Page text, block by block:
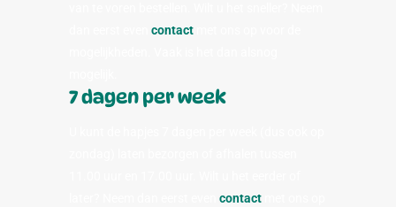
contact
7 dagen per week
contact